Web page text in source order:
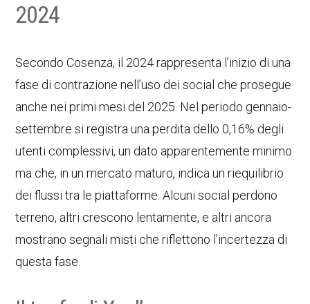
2024
Secondo Cosenza, il 2024 rappresenta l’inizio di una
fase di contrazione nell’uso dei social che prosegue
anche nei primi mesi del 2025. Nel periodo gennaio-
settembre si registra una perdita dello 0,16% degli
utenti complessivi, un dato apparentemente minimo
ma che, in un mercato maturo, indica un riequilibrio
dei flussi tra le piattaforme. Alcuni social perdono
terreno, altri crescono lentamente, e altri ancora
mostrano segnali misti che riflettono l’incertezza di
questa fase.